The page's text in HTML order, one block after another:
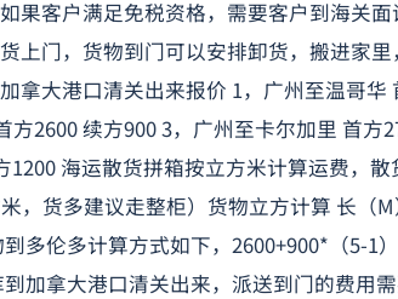
果客户满足免税资格，需要客户到海关
上门，货物到门可以安排卸货，搬进家
拿大港口清关出来报价 1，广州至温哥华
2600 续方900 3，广州至卡尔加里 首方
1200 海运散货拼箱按立方米计算运费，
，货多建议走整柜）货物立方计算 长（
多伦多计算方式如下，2600+900*（5-1
加拿大港口清关出来，派送到门的费用